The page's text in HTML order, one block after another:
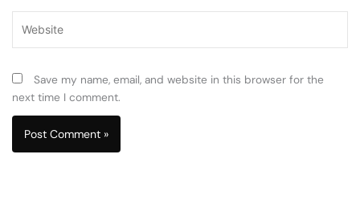
Save my name, email, and website in this browser for the
next time I comment.